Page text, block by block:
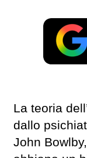
La teoria
dallo
John